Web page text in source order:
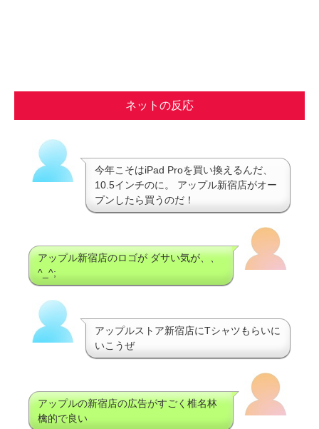
ネットの反応
今年こそはiPad Proを買い換えるんだ、
10.5インチのに。 アップル新宿店がオー
プンしたら買うのだ！
アップル新宿店のロゴが ダサい気が、、
^_^;
アップルストア新宿店にTシャツもらいに
いこうぜ
アップルの新宿店の広告がすごく椎名林
檎的で良い